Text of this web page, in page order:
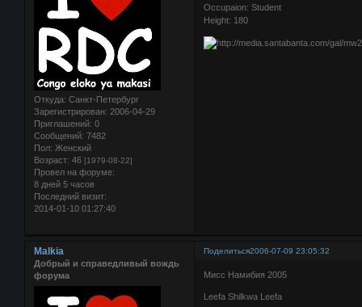
Откуда: Санкт-Петербург
Зарегистрирован: 2006-04-29
Приглашений: 0
Сообщений: 7482
Пол: Женский
Возраст: 46 [1979-08-22]
Провел на форуме:
8 дней 5 часов
Последний визит:
2014-01-10 01:27:40
Occupaion: Student
Height: 180
Поделиться2006-07-09 23:05:32
Malkia
Добрый и справедливый вождь
форума
Мисс Намибия 2005
Leefa Shilkwa Leefa